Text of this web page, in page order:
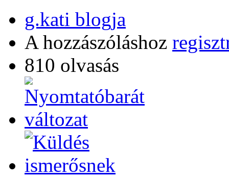
g.kati blogja
A hozzászóláshoz
810 olvasás